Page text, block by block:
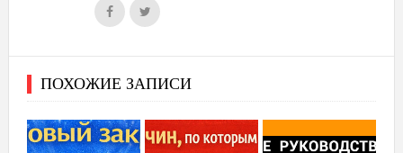
ПОХОЖИЕ ЗАПИСИ